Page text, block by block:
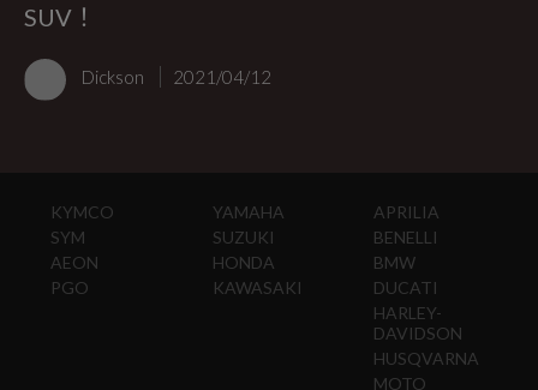
SUV！
Dickson 2021/04/12
KYMCO
SYM
AEON
PGO
YAMAHA
SUZUKI
HONDA
KAWASAKI
APRILIA
BENELLI
BMW
DUCATI
HARLEY-
DAVIDSON
HUSQVARNA
MOTO